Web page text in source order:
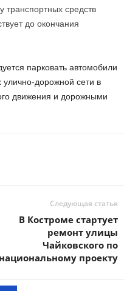
транспортных средств
до окончания
парковать автомобили
улично-дорожной сети в
движения и дорожными
Следующая статья
В Костроме стартует
ремонт улицы
Чайковского по
национальному проекту